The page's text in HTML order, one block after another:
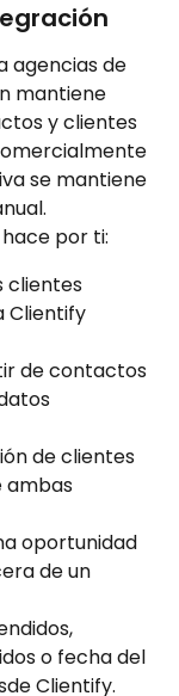
agencias de
mantiene
y clientes
se mantiene
por ti:
clientes
Clientify
de contactos
de clientes
ambas
oportunidad
de un
o fecha del
Clientify.